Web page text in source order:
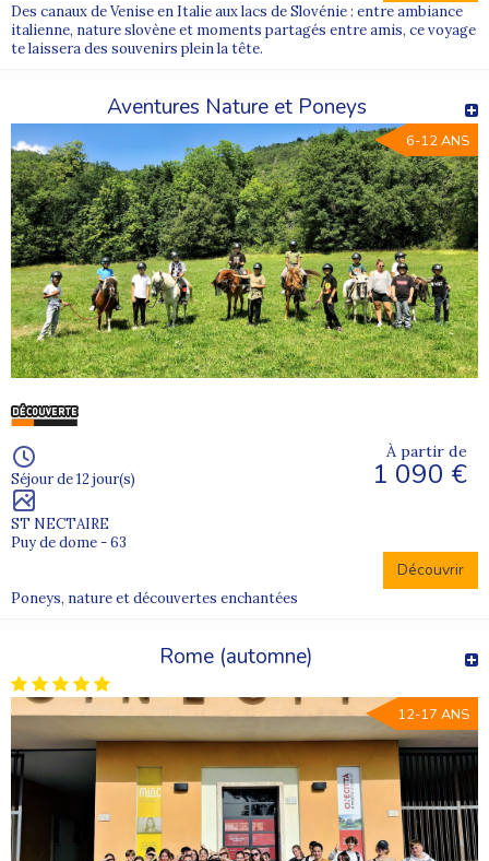
Des canaux de Venise en Italie aux lacs de Slovénie : entre ambiance
italienne, nature slovène et moments partagés entre amis, ce voyage
te laissera des souvenirs plein la tête.
Aventures Nature et Poneys
6-12 ANS
Séjour de 12 jour(s)
ST NECTAIRE
Puy de dome - 63
À partir de
1 090 €
Découvrir
Poneys, nature et découvertes enchantées
Rome (automne)
12-17 ANS